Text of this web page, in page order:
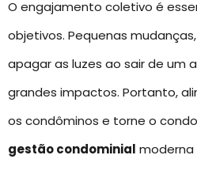
O engajamento coletivo é
objetivos. Pequenas
apagar as luzes ao sair de um
grandes impactos. Portanto,
os condôminos e torne o
gestão condominial moderna